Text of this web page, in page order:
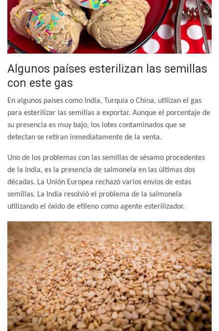
Algunos países esterilizan las semillas
con este gas
En algunos países como India, Turquía o China, utilizan el gas
para esterilizar las semillas a exportar. Aunque el porcentaje de
su presencia es muy bajo, los lotes contaminados que se
detectan se retiran inmediatamente de la venta.
Uno de los problemas con las semillas de sésamo procedentes
de la India, es la presencia de salmonela en las últimas dos
décadas. La Unión Europea rechazó varios envíos de estas
semillas. La India resolvió el problema de la salmonela
utilizando el óxido de etileno como agente esterilizador.